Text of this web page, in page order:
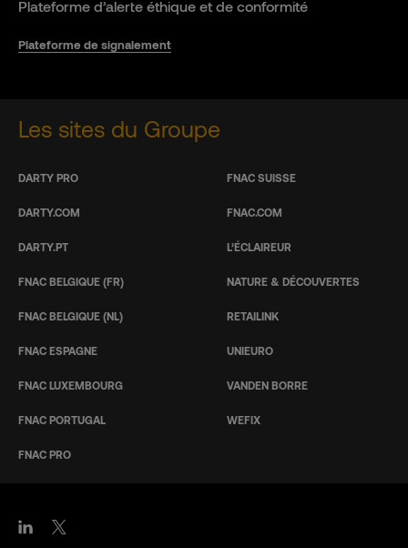
Plateforme d’alerte éthique et de conformité
Plateforme de signalement
Les sites du Groupe
DARTY PRO
DARTY.COM
DARTY.PT
FNAC BELGIQUE (FR)
FNAC BELGIQUE (NL)
FNAC ESPAGNE
FNAC LUXEMBOURG
FNAC PORTUGAL
FNAC PRO
FNAC SUISSE
FNAC.COM
L’ÉCLAIREUR
NATURE & DÉCOUVERTES
RETAILINK
UNIEURO
VANDEN BORRE
WEFIX